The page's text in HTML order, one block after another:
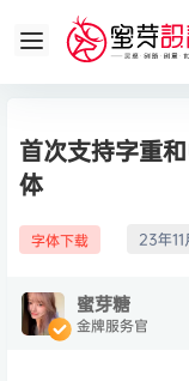
首次支持字重
体
字体下载 23年
蜜芽糖
金牌服务官